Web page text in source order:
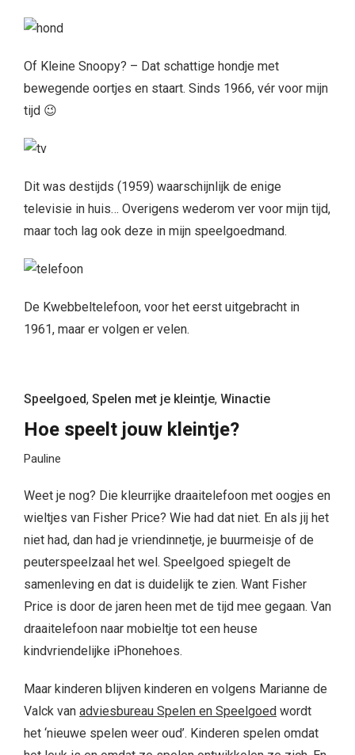
Of Kleine Snoopy? – Dat schattige hondje met
bewegende oortjes en staart. Sinds 1966, vér voor mijn
tijd 😉
Dit was destijds (1959) waarschijnlijk de enige
televisie in huis… Overigens wederom ver voor mijn tijd,
maar toch lag ook deze in mijn speelgoedmand.
De Kwebbeltelefoon, voor het eerst uitgebracht in
1961, maar er volgen er velen.
Speelgoed, Spelen met je kleintje, Winactie
Hoe speelt jouw kleintje?
Pauline
Weet je nog? Die kleurrijke draaitelefoon met oogjes en
wieltjes van Fisher Price? Wie had dat niet. En als jij het
niet had, dan had je vriendinnetje, je buurmeisje of de
peuterspeelzaal het wel. Speelgoed spiegelt de
samenleving en dat is duidelijk te zien. Want Fisher
Price is door de jaren heen met de tijd mee gegaan. Van
draaitelefoon naar mobieltje tot een heuse
kindvriendelijke iPhonehoes.
Maar kinderen blijven kinderen en volgens Marianne de
Valck van adviesbureau Spelen en Speelgoed wordt
het ‘nieuwe spelen weer oud’. Kinderen spelen omdat